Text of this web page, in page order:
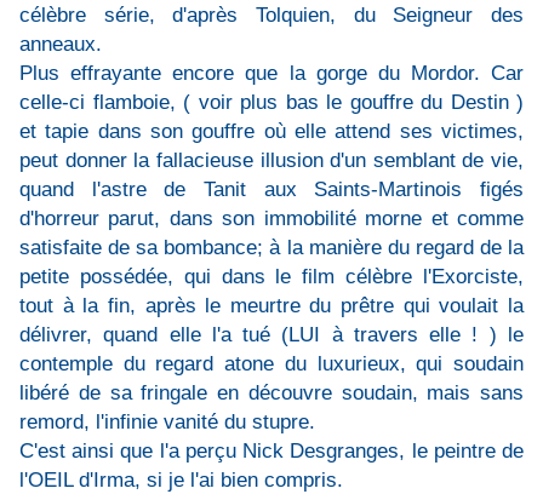
célèbre série, d'après Tolquien, du Seigneur des
anneaux.
Plus effrayante encore que la gorge du Mordor. Car
celle-ci flamboie, ( voir plus bas le gouffre du Destin )
et tapie dans son gouffre où elle attend ses victimes,
peut donner la fallacieuse illusion d'un semblant de vie,
quand l'astre de Tanit aux Saints-Martinois figés
d'horreur parut, dans son immobilité morne et comme
satisfaite de sa bombance; à la manière du regard de la
petite possédée, qui dans le film célèbre l'Exorciste,
tout à la fin, après le meurtre du prêtre qui voulait la
délivrer, quand elle l'a tué (LUI à travers elle ! ) le
contemple du regard atone du luxurieux, qui soudain
libéré de sa fringale en découvre soudain, mais sans
remord, l'infinie vanité du stupre.
C'est ainsi que l'a perçu Nick Desgranges, le peintre de
l'OEIL d'Irma, si je l'ai bien compris.